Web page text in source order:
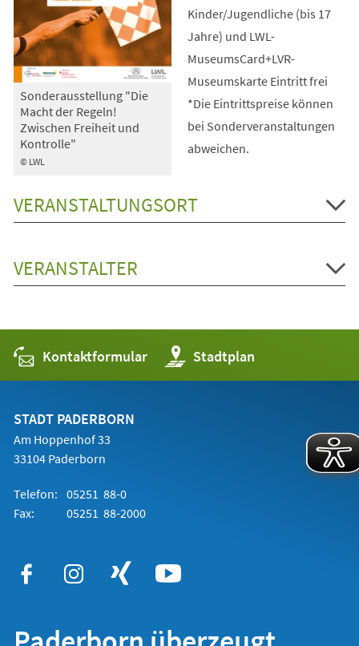
© LWL
Sonderausstellung "Die
Macht der Regeln!
Zwischen Freiheit und
Kontrolle"
Kinder/Jugendliche (bis 17
Jahre) und LWL-
MuseumsCard+LVR-
Museumskarte Eintritt frei
*Die Eintrittspreise können
bei Sonderveranstaltungen
abweichen.
VERANSTALTUNGSORT
VERANSTALTER
Kontaktformular Stadtplan
(Öffnet
in
einem
STADT PADERBORN
Am Hoppenhof 33
33104 Paderborn
Telefon: 05251 88-0
Fax:
05251 88-2000